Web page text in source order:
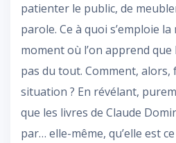
patienter le public, de
parole. Ce à quoi s’emploie
moment où l’on apprend que
pas du tout. Comment, alors,
situation ? En révélant,
que les livres de Claude
par… elle-même, qu’elle est